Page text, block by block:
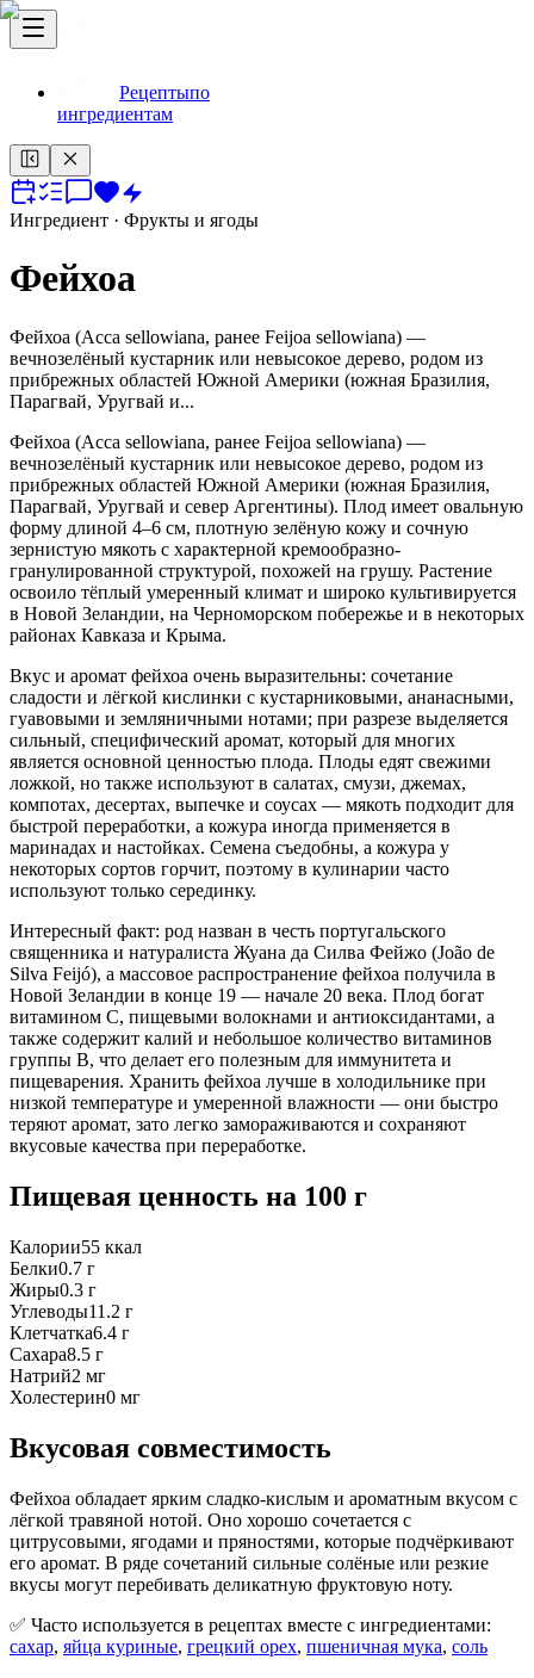
Рецептыпо
ингредиентам
Ингредиент · Фрукты и ягоды
Фейхоа
Фейхоа (Acca sellowiana, ранее Feijoa sellowiana) —
вечнозелёный кустарник или невысокое дерево, родом из
прибрежных областей Южной Америки (южная Бразилия,
Парагвай, Уругвай и...
Фейхоа (Acca sellowiana, ранее Feijoa sellowiana) —
вечнозелёный кустарник или невысокое дерево, родом из
прибрежных областей Южной Америки (южная Бразилия,
Парагвай, Уругвай и север Аргентины). Плод имеет овальную
форму длиной 4–6 см, плотную зелёную кожу и сочную
зернистую мякоть с характерной кремообразно-
гранулированной структурой, похожей на грушу. Растение
освоило тёплый умеренный климат и широко культивируется
в Новой Зеландии, на Черноморском побережье и в некоторых
районах Кавказа и Крыма.
Вкус и аромат фейхоа очень выразительны: сочетание
сладости и лёгкой кислинки с кустарниковыми, ананасными,
гуавовыми и земляничными нотами; при разрезе выделяется
сильный, специфический аромат, который для многих
является основной ценностью плода. Плоды едят свежими
ложкой, но также используют в салатах, смузи, джемах,
компотах, десертах, выпечке и соусах — мякоть подходит для
быстрой переработки, а кожура иногда применяется в
маринадах и настойках. Семена съедобны, а кожура у
некоторых сортов горчит, поэтому в кулинарии часто
используют только серединку.
Интересный факт: род назван в честь португальского
священника и натуралиста Жуана да Силва Фейжо (João de
Silva Feijó), а массовое распространение фейхоа получила в
Новой Зеландии в конце 19 — начале 20 века. Плод богат
витамином C, пищевыми волокнами и антиоксидантами, а
также содержит калий и небольшое количество витаминов
группы B, что делает его полезным для иммунитета и
пищеварения. Хранить фейхоа лучше в холодильнике при
низкой температуре и умеренной влажности — они быстро
теряют аромат, зато легко замораживаются и сохраняют
вкусовые качества при переработке.
Пищевая ценность на 100 г
Калории55 ккал
Белки0.7 г
Жиры0.3 г
Углеводы11.2 г
Клетчатка6.4 г
Сахара8.5 г
Натрий2 мг
Холестерин0 мг
Вкусовая совместимость
Фейхоа обладает ярким сладко-кислым и ароматным вкусом с
лёгкой травяной нотой. Оно хорошо сочетается с
цитрусовыми, ягодами и пряностями, которые подчёркивают
его аромат. В ряде сочетаний сильные солёные или резкие
вкусы могут перебивать деликатную фруктовую ноту.
✅ Часто используется в рецептах вместе с ингредиентами:
сахар, яйца куриные, грецкий орех, пшеничная мука, соль